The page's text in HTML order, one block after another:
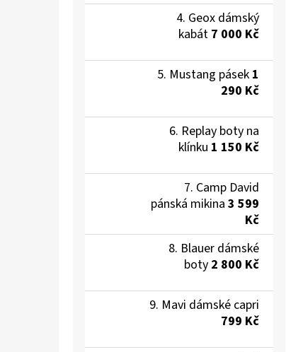
Geox dámský
kabát 7 000 Kč
Mustang pásek 1
290 Kč
Replay boty na
klínku 1 150 Kč
Camp David
pánská mikina 3 599
Kč
Blauer dámské
boty 2 800 Kč
Mavi dámské capri
799 Kč